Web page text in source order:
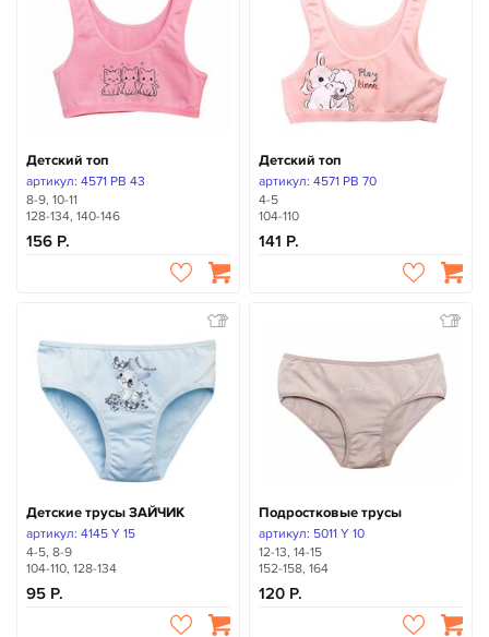
Детский топ
артикул: 4571 PB 43
8-9, 10-11
128-134, 140-146
156
Детский топ
артикул: 4571 PB 70
4-5
104-110
141
Детские трусы ЗАЙЧИК
артикул: 4145 Y 15
4-5, 8-9
104-110, 128-134
95
Подростковые трусы
артикул: 5011 Y 10
12-13, 14-15
152-158, 164
120